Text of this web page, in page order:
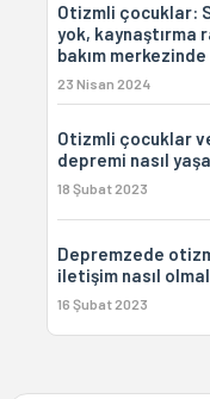
Otizmli çocuklar:
yok, kaynaştırma
bakım merkezinde
23 Nisan 2024
Otizmli çocuklar
depremi nasıl
18 Şubat 2023
Depremzede
iletişim nasıl
16 Şubat 2023